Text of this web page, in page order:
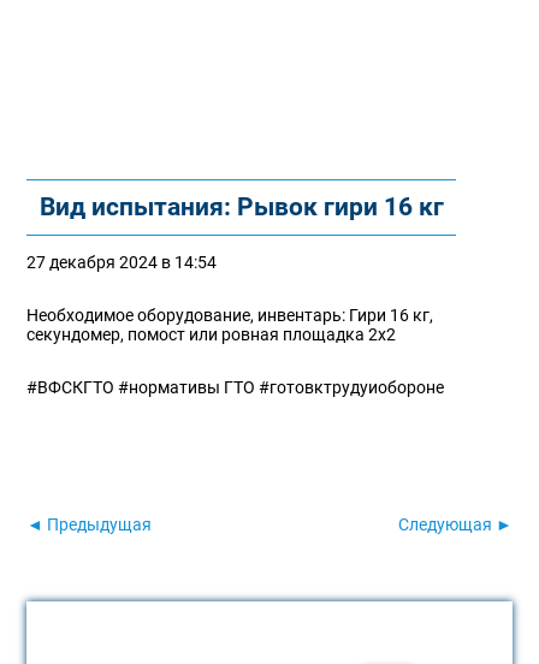
Вид испытания: Рывок гири 16 кг
27 декабря 2024 в 14:54
Необходимое оборудование, инвентарь: Гири 16 кг,
секундомер, помост или ровная площадка 2х2
#ВФСКГТО #нормативы ГТО #готовктрудуиобороне
◄ Предыдущая Следующая ►